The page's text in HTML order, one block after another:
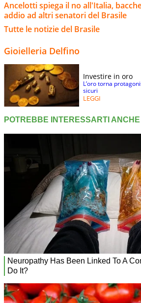
Ancelotti spiega il no all'Italia,
addio ad altri senatori del Brasile
Tutte le notizie del Brasile
Gioielleria Delfino
Investire in oro
L’oro torna
sicuri
LEGGI